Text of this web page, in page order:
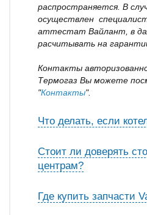
распространяется. В
осуществлен
аттестат Вайлант, в
расчитывать на
Контакты
Термогаз Вы можете
"Контакты".
Что делать, если
Стоит ли доверять
центрам?
Где купить запчасти